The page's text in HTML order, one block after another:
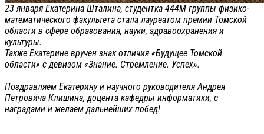
23 января Екатерина Шталина, студентка 444М группы физико-
математического факультета стала лауреатом премии Томской
области в сфере образования, науки, здравоохранения и
культуры.
Также Екатерине вручен знак отличия «Будущее Томской
области» с девизом «Знание. Стремление. Успех».
Поздравляем Екатерину и научного руководителя Андрея
Петровича Клишина, доцента кафедры информатики, с
наградами и желаем дальнейших побед!